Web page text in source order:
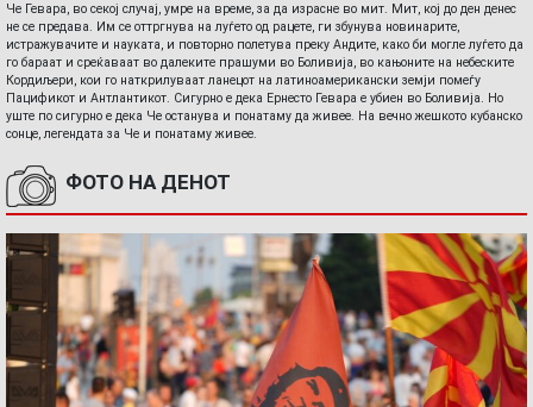
Че Гевара, во секој случај, умре на време, за да израсне во мит. Мит, кој до ден денес
не се предава. Им се оттргнува на луѓето од рацете, ги збунува новинарите,
истражувачите и науката, и повторно полетува преку Андите, како би могле луѓето да
го бараат и среќаваат во далеките прашуми во Боливија, во кањоните на небеските
Кордиљери, кои го наткрилуваат ланецот на латиноамерикански земји помеѓу
Пацификот и Антлантикот. Сигурно е дека Ернесто Гевара е убиен во Боливија. Но
уште по сигурно е дека Че останува и понатаму да живее. На вечно жешкото кубанско
сонце, легендата за Че и понатаму живее.
ФОТО НА ДЕНОТ